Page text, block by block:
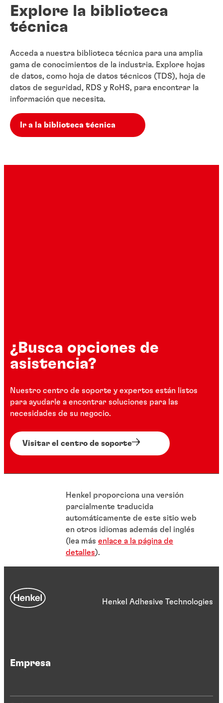
Explore la biblioteca
técnica
Acceda a nuestra biblioteca técnica para una amplia
gama de conocimientos de la industria. Explore hojas
de datos, como hoja de datos técnicos (TDS), hoja de
datos de seguridad, RDS y RoHS, para encontrar la
información que necesita.
Ir a la biblioteca técnica
¿Busca opciones de
asistencia?
Nuestro centro de soporte y expertos están listos
para ayudarle a encontrar soluciones para las
necesidades de su negocio.
Visitar el centro de soporte
Henkel proporciona una versión
parcialmente traducida
automáticamente de este sitio web
en otros idiomas además del inglés
(lea más enlace a la página de
detalles).
Henkel Adhesive Technologies
Empresa